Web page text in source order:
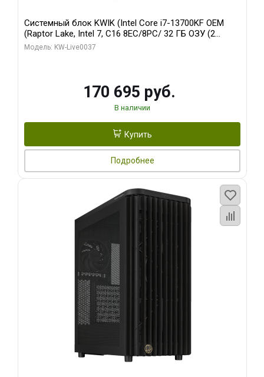
Системный блок KWIK (Intel Core i7-13700KF OEM
(Raptor Lake, Intel 7, C16 8EC/8PC/ 32 ГБ ОЗУ (2
модуля)/ Gigabyte RTX5070 AERO OC 12GB GDDR7
Модель: KW-Live0037
170 695 руб.
В наличии
Купить
Подробнее